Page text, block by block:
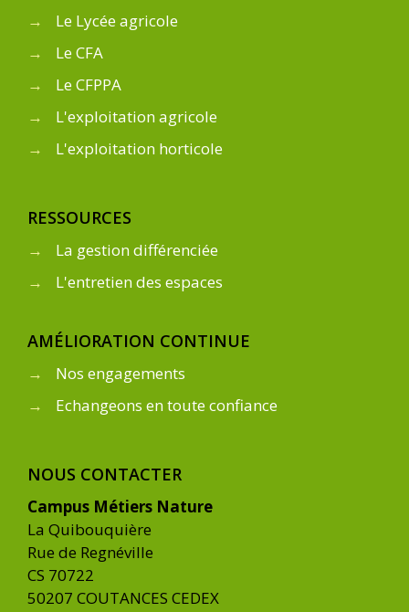
→
Le Lycée agricole
→
Le CFA
→
Le CFPPA
→
L'exploitation agricole
→
L'exploitation horticole
RESSOURCES
→
La gestion différenciée
→
L'entretien des espaces
AMÉLIORATION CONTINUE
→
Nos engagements
→
Echangeons en toute confiance
NOUS CONTACTER
Campus Métiers Nature
La Quibouquière
Rue de Regnéville
CS 70722
50207 COUTANCES CEDEX